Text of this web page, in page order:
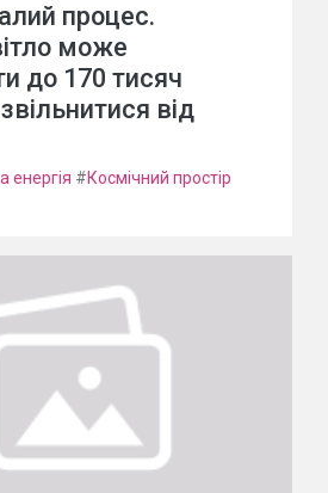
процес.
може
до 170 тисяч
від
енергія #Космічний простір